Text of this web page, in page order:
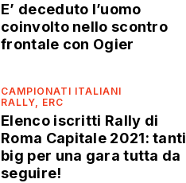
E’ deceduto l’uomo
coinvolto nello scontro
frontale con Ogier
CAMPIONATI ITALIANI
RALLY, ERC
Elenco iscritti Rally di
Roma Capitale 2021: tanti
big per una gara tutta da
seguire!